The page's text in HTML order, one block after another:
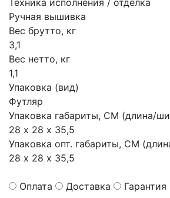
Техника исполнения / отделка
Ручная вышивка
Вес брутто, кг
3,1
Вес нетто, кг
1,1
Упаковка (вид)
Футляр
Упаковка габариты, СМ (длина/
28 х 28 х 35,5
Упаковка опт. габариты, СМ
28 х 28 х 35,5
Оплата Доставка Гарантия